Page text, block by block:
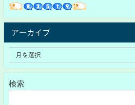
アーカイブ
検索